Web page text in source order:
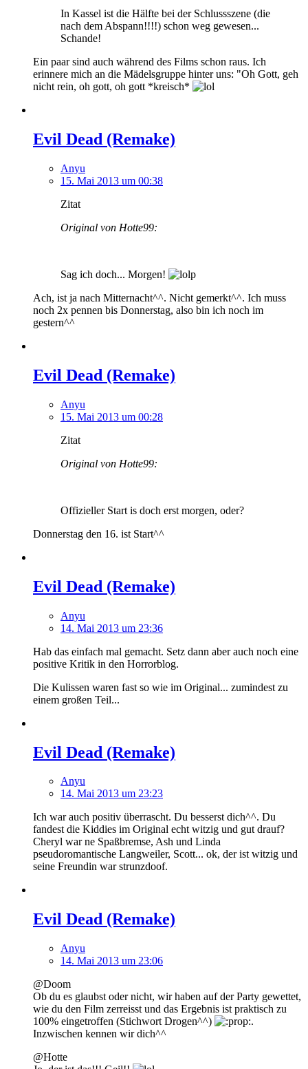
In Kassel ist die Hälfte bei der Schlussszene (die
nach dem Abspann!!!!) schon weg gewesen...
Schande!
Ein paar sind auch während des Films schon raus. Ich
erinnere mich an die Mädelsgruppe hinter uns: "Oh Gott, geh
nicht rein, oh gott, oh gott *kreisch*
Evil Dead (Remake)
Anyu
15. Mai 2013 um 00:38
Zitat
Original von Hotte99:
Sag ich doch... Morgen!
Ach, ist ja nach Mitternacht^^. Nicht gemerkt^^. Ich muss
noch 2x pennen bis Donnerstag, also bin ich noch im
gestern^^
Evil Dead (Remake)
Anyu
15. Mai 2013 um 00:28
Zitat
Original von Hotte99:
Offizieller Start is doch erst morgen, oder?
Donnerstag den 16. ist Start^^
Evil Dead (Remake)
Anyu
14. Mai 2013 um 23:36
Hab das einfach mal gemacht. Setz dann aber auch noch eine
positive Kritik in den Horrorblog.
Die Kulissen waren fast so wie im Original... zumindest zu
einem großen Teil...
Evil Dead (Remake)
Anyu
14. Mai 2013 um 23:23
Ich war auch positiv überrascht. Du besserst dich^^. Du
fandest die Kiddies im Original echt witzig und gut drauf?
Cheryl war ne Spaßbremse, Ash und Linda
pseudoromantische Langweiler, Scott... ok, der ist witzig und
seine Freundin war strunzdoof.
Evil Dead (Remake)
Anyu
14. Mai 2013 um 23:06
@Doom
Ob du es glaubst oder nicht, wir haben auf der Party gewettet,
wie du den Film zerreisst und das Ergebnis ist praktisch zu
100% eingetroffen (Stichwort Drogen^^)
.
Inzwischen kennen wir dich^^
@Hotte